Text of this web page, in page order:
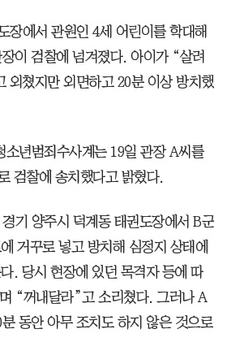
장에서 관원인 4세 어린이를 학대해
이 검찰에 넘겨졌다. 아이가 “살려
외쳤지만 외면하고 20분 이상 방치했
소년범죄수사계는 19일 관장 A씨를
검찰에 송치했다고 밝혔다.
기 양주시 덕계동 태권도장에서 B군
거꾸로 넣고 방치해 심정지 상태에
. 당시 현장에 있던 목격자 등에 따
“꺼내달라”고 소리쳤다. 그러나 A
동안 아무 조치도 하지 않은 것으로